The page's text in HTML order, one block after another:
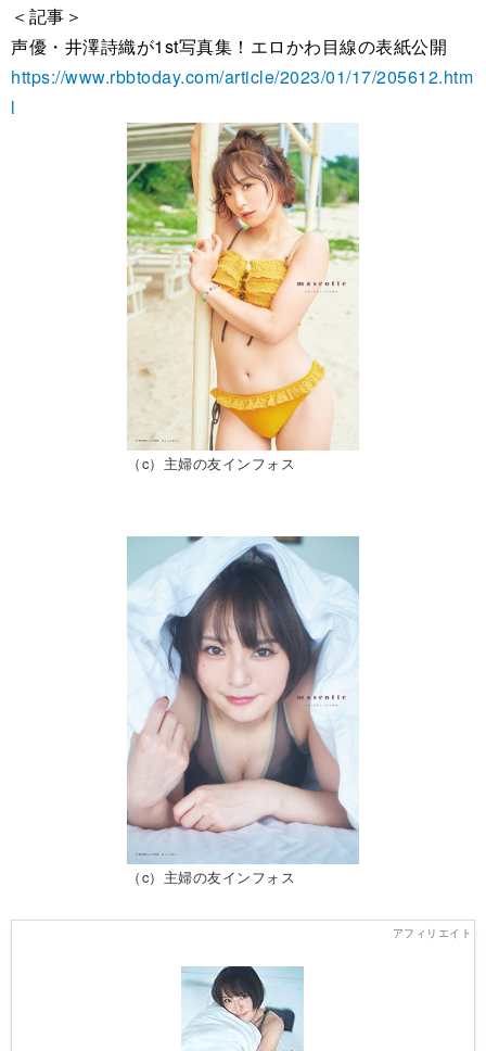
＜記事＞
声優・井澤詩織が1st写真集！エロかわ目線の表紙公開
https://www.rbbtoday.com/article/2023/01/17/205612.htm
l
（c）主婦の友インフォス
（c）主婦の友インフォス